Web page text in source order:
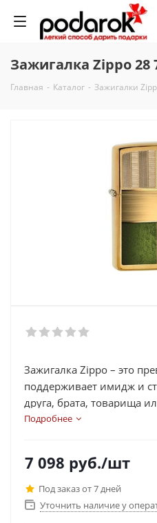
Зажигалка Zippo 28
Главная - Каталог - Зажигалки
Зажигалка Zippo – это
поддерживает имидж и
друга, брата, товарища
подарок, который можно
Подробнее
7 098 руб./шт
Под заказ от 7 дней
Уточнить наличие у